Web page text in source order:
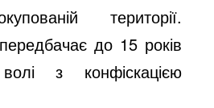
території.
до 15 років
з конфіскацією